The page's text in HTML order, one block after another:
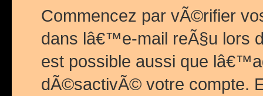
Commencez par vÃ©rifier
dans lâ€™e-mail reÃ§u lors
est possible aussi que
dÃ©sactivÃ© votre compte.